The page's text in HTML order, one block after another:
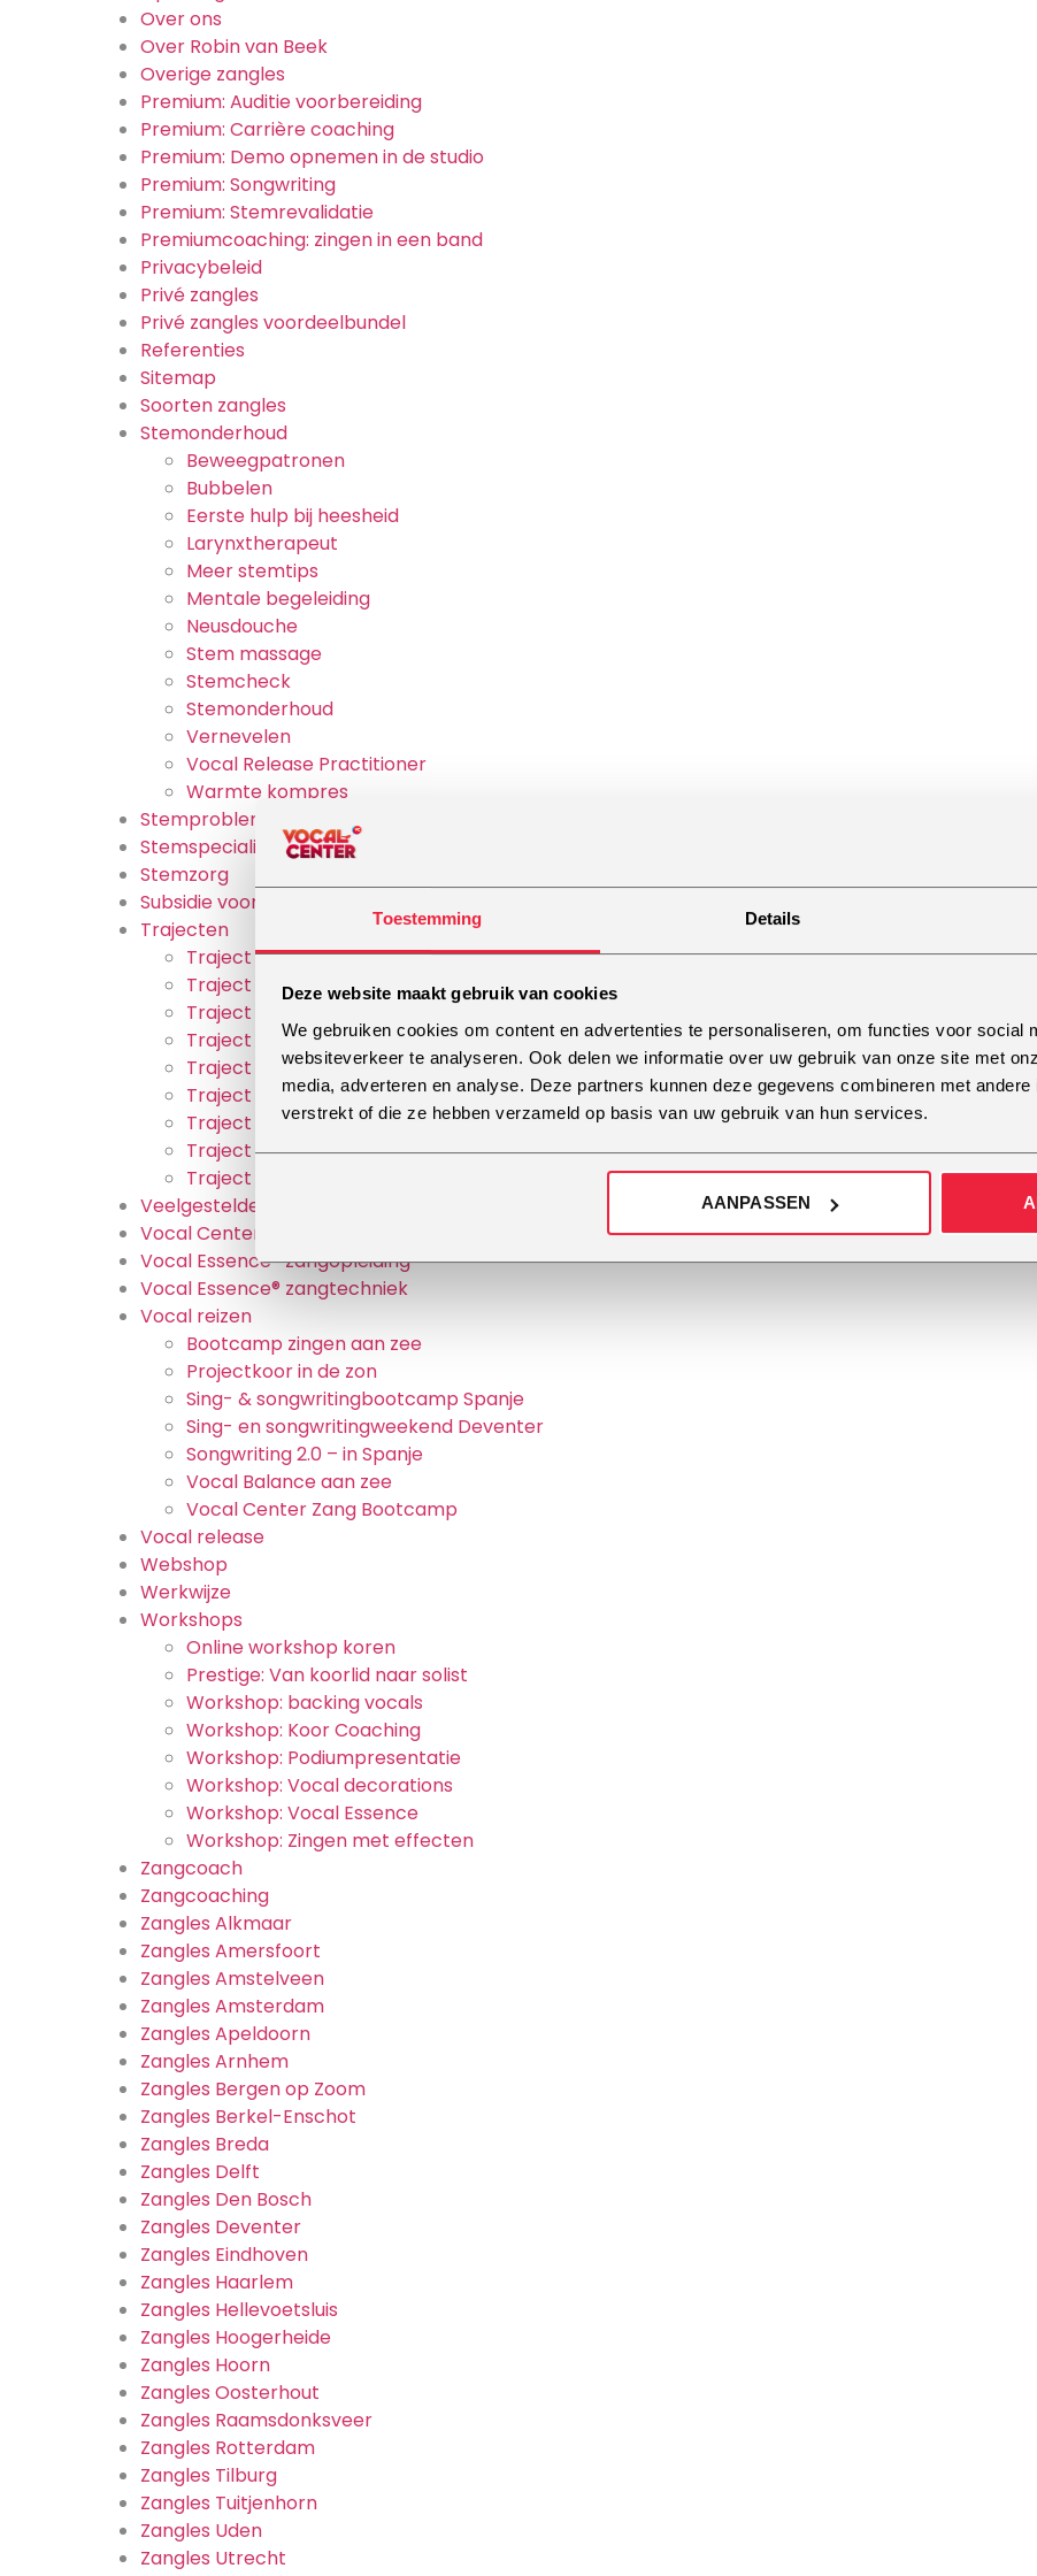
Toestemming Details
Deze website maakt gebruik van cookies
We gebruiken cookies om content en advertenties te personaliseren, om functies voor social
websiteverkeer te analyseren. Ook delen we informatie over uw gebruik van onze site met
media, adverteren en analyse. Deze partners kunnen deze gegevens combineren met
verstrekt of die ze hebben verzameld op basis van uw gebruik van hun services.
AANPASSEN
Over ons
Over Robin van Beek
Overige zangles
Premium: Auditie voorbereiding
Premium: Carrière coaching
Premium: Demo opnemen in de studio
Premium: Songwriting
Premium: Stemrevalidatie
Premiumcoaching: zingen in een band
Privacybeleid
Privé zangles
Privé zangles voordeelbundel
Referenties
Sitemap
Soorten zangles
Stemonderhoud
Beweegpatronen
Bubbelen
Eerste hulp bij heesheid
Larynxtherapeut
Meer stemtips
Mentale begeleiding
Neusdouche
Stem massage
Stemcheck
Stemonderhoud
Vernevelen
Vocal Release Practitioner
Warmte kompres
Stemproblemen
Stemspecialisten
Stemzorg
Subsidie voor zangles
Trajecten
Traject op maat: Auditie voorbereiding
Traject op maat: Bandcoaching
Traject op maat: Carrière coaching
Traject op maat: Create your one (wo)man show
Traject op maat: Songwriting met song aan het einde
Traject op maat: Spreken in het openbaar
Traject op maat: Stemonderhoud
Traject op maat: Stemtraining
Traject op maat: Zingen met effecten
Veelgestelde vragen
Vocal Center Academy
Vocal Essence® zangopleiding
Vocal Essence® zangtechniek
Vocal reizen
Bootcamp zingen aan zee
Projectkoor in de zon
Sing- & songwritingbootcamp Spanje
Sing- en songwritingweekend Deventer
Songwriting 2.0 – in Spanje
Vocal Balance aan zee
Vocal Center Zang Bootcamp
Vocal release
Webshop
Werkwijze
Workshops
Online workshop koren
Prestige: Van koorlid naar solist
Workshop: backing vocals
Workshop: Koor Coaching
Workshop: Podiumpresentatie
Workshop: Vocal decorations
Workshop: Vocal Essence
Workshop: Zingen met effecten
Zangcoach
Zangcoaching
Zangles Alkmaar
Zangles Amersfoort
Zangles Amstelveen
Zangles Amsterdam
Zangles Apeldoorn
Zangles Arnhem
Zangles Bergen op Zoom
Zangles Berkel-Enschot
Zangles Breda
Zangles Delft
Zangles Den Bosch
Zangles Deventer
Zangles Eindhoven
Zangles Haarlem
Zangles Hellevoetsluis
Zangles Hoogerheide
Zangles Hoorn
Zangles Oosterhout
Zangles Raamsdonksveer
Zangles Rotterdam
Zangles Tilburg
Zangles Tuitjenhorn
Zangles Uden
Zangles Utrecht